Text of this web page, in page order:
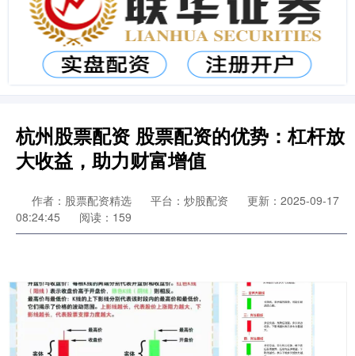
杭州股票配资 股票配资的优势：杠杆放
大收益，助力财富增值
作者：股票配资精选 平台：炒股配资
更新：2025-09-17
08:24:45
阅读：159